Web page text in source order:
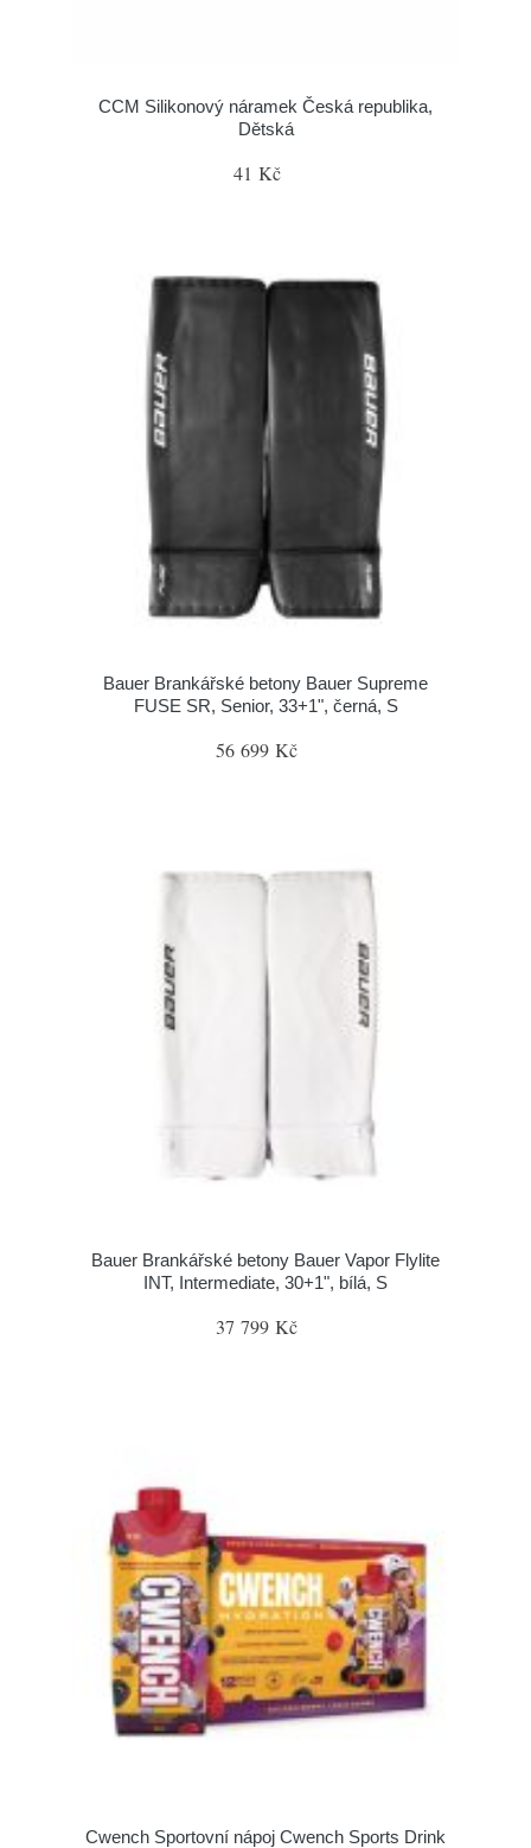
CCM Silikonový náramek Česká republika,
Dětská
41 Kč
Bauer Brankářské betony Bauer Supreme
FUSE SR, Senior, 33+1", černá, S
56 699 Kč
Bauer Brankářské betony Bauer Vapor Flylite
INT, Intermediate, 30+1", bílá, S
37 799 Kč
Cwench Sportovní nápoj Cwench Sports Drink